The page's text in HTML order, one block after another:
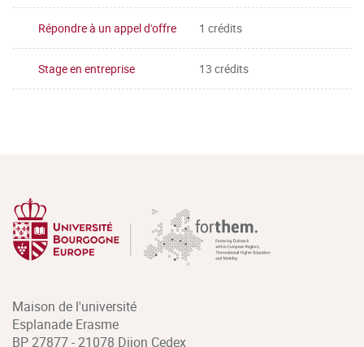
Répondre à un appel d'offre 1 crédits
Stage en entreprise 13 crédits
Maison de l'université
Esplanade Erasme
BP 27877 - 21078 Dijon Cedex